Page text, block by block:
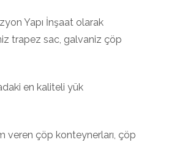
Yapı İnşaat olarak
trapez sac, galvaniz çöp
en kaliteli yük
veren çöp konteynerları, çöp